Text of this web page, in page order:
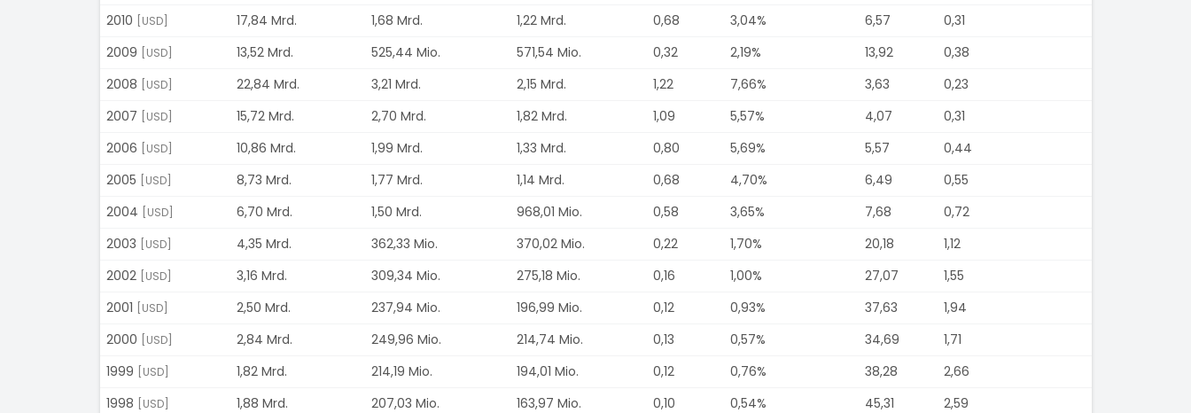
2010
[USD] 17,84 Mrd. 1,68 Mrd. 1,22 Mrd. 0,68 3,04% 6,57
0,31
2009
[USD] 13,52 Mrd. 525,44 Mio. 571,54 Mio. 0,32 2,19% 13,92
0,38
2008
[USD] 22,84 Mrd. 3,21 Mrd. 2,15 Mrd. 1,22 7,66% 3,63
0,23
2007
[USD] 15,72 Mrd. 2,70 Mrd. 1,82 Mrd. 1,09 5,57% 4,07
0,31
2006
[USD] 10,86 Mrd. 1,99 Mrd. 1,33 Mrd. 0,80 5,69% 5,57
0,44
2005
[USD] 8,73 Mrd. 1,77 Mrd. 1,14 Mrd. 0,68 4,70% 6,49
0,55
2004
[USD] 6,70 Mrd. 1,50 Mrd. 968,01 Mio. 0,58 3,65% 7,68
0,72
2003
[USD] 4,35 Mrd. 362,33 Mio. 370,02 Mio. 0,22 1,70% 20,18
1,12
2002
[USD] 3,16 Mrd. 309,34 Mio. 275,18 Mio. 0,16 1,00% 27,07
1,55
2001
[USD] 2,50 Mrd. 237,94 Mio. 196,99 Mio. 0,12 0,93% 37,63
1,94
2000
[USD] 2,84 Mrd. 249,96 Mio. 214,74 Mio. 0,13 0,57% 34,69
1,71
1999
[USD] 1,82 Mrd. 214,19 Mio. 194,01 Mio. 0,12 0,76% 38,28
2,66
1998
[USD] 1,88 Mrd. 207,03 Mio. 163,97 Mio. 0,10 0,54% 45,31
2,59